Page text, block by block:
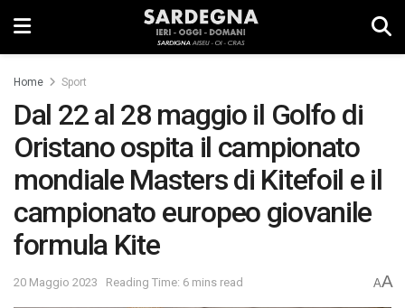
Home Sport
Dal 22 al 28 maggio il Golfo di
Oristano ospita il campionato
mondiale Masters di Kitefoil e il
campionato europeo giovanile
formula Kite
20 Maggio 2023 Reading Time: 6 mins read AA